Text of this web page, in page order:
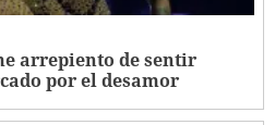
arrepiento de sentir
por el desamor